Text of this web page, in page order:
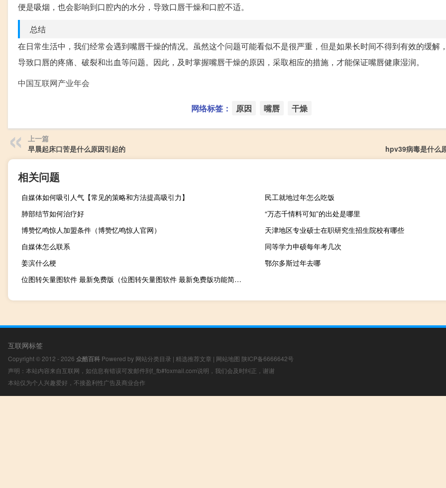
便是吸烟，也会影响到口腔内的水分，导致口唇干燥和口腔不适。
总结
在日常生活中，我们经常会遇到嘴唇干燥的情况。虽然这个问题可能看似不是很严重，但是如果长时间不得到有效的缓解
导致口唇的疼痛、破裂和出血等问题。因此，及时掌握嘴唇干燥的原因，采取相应的措施，才能保证嘴唇健康湿润。
中国互联网产业年会
网络标签： 原因 嘴唇 干燥
上一篇
早晨起床口苦是什么原因引起的
hpv39病毒是什么
相关问题
自媒体如何吸引人气【常见的策略和方法提高吸引力】
民工就地过年怎么吃饭
肺部结节如何治疗好
“万态千情料可知”的出处是哪里
博赞忆鸣惊人加盟条件（博赞忆鸣惊人官网）
天津地区专业硕士在职研究生招生院校有哪些
自媒体怎么联系
同等学力申硕每年考几次
姜滨什么梗
鄂尔多斯过年去哪
位图转矢量图软件 最新免费版（位图转矢量图软件 最新免费版功能简介）
互联网标签
Copyright © 2012 - 2026 众酷百科 Powered by 网站分类目录 | 精选推荐文章 | 网站地图 陕ICP备6666642号
声明：本站内容来自互联网，如信息有错误可发邮件到f_fb#foxmail.com说明，我们会及时纠正，谢谢
本站仅为个人兴趣爱好，不接盈利性广告及商业合作